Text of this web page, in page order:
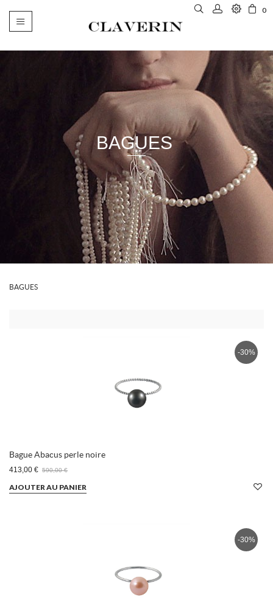
0
Basculer
navigation
BAGUES
BAGUES
Bague Abacus perle noire
413,00 € 590,00 €
-30%
AJOUTER AU PANIER
-30%